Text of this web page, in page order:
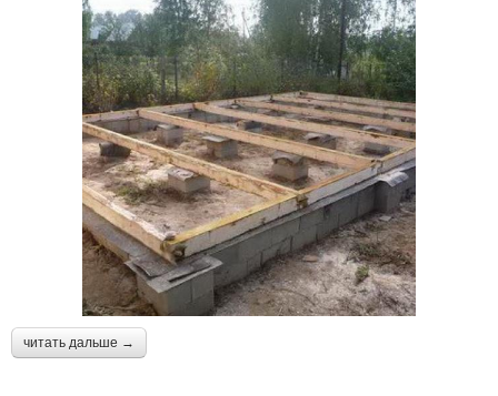
читать дальше →